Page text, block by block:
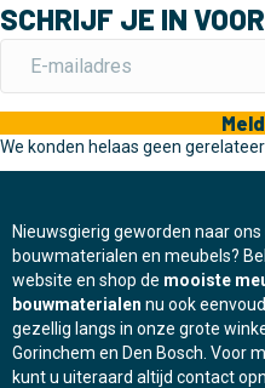
SCHRIJF JE IN VOOR
We konden helaas geen
Nieuwsgierig geworden naar
bouwmaterialen en meubels?
website en shop de mooiste
bouwmaterialen nu ook
gezellig langs in onze grote
Gorinchem en Den Bosch. Voor
kunt u uiteraard altijd contact